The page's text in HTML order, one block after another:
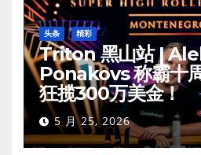
头条 精彩
Triton 黑山站 |
Ponakovs 称霸十
狂揽300万美金！
5 月 25, 2026